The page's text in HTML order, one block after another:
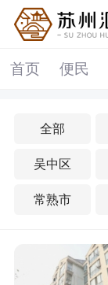
首页 便民
全部
吴中区
常熟市